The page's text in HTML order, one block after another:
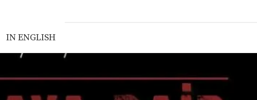
IN ENGLISH